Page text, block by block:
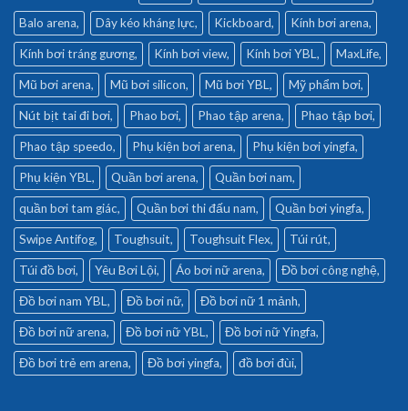
Balo arena Dây kéo kháng lực Kickboard Kính bơi arena
Kính bơi tráng gương Kính bơi view Kính bơi YBL MaxLife
Mũ bơi arena Mũ bơi silicon Mũ bơi YBL Mỹ phẩm bơi
Nút bịt tai đi bơi Phao bơi Phao tập arena Phao tập bơi
Phao tập speedo Phụ kiện bơi arena Phụ kiện bơi yingfa
Phụ kiện YBL Quần bơi arena Quần bơi nam
quần bơi tam giác Quần bơi thi đấu nam Quần bơi yingfa
Swipe Antifog Toughsuit Toughsuit Flex Túi rút
Túi đồ bơi Yêu Bơi Lội Áo bơi nữ arena Đồ bơi công nghệ
Đồ bơi nam YBL Đồ bơi nữ Đồ bơi nữ 1 mảnh
Đồ bơi nữ arena Đồ bơi nữ YBL Đồ bơi nữ Yingfa
Đồ bơi trẻ em arena Đồ bơi yingfa đồ bơi đùi